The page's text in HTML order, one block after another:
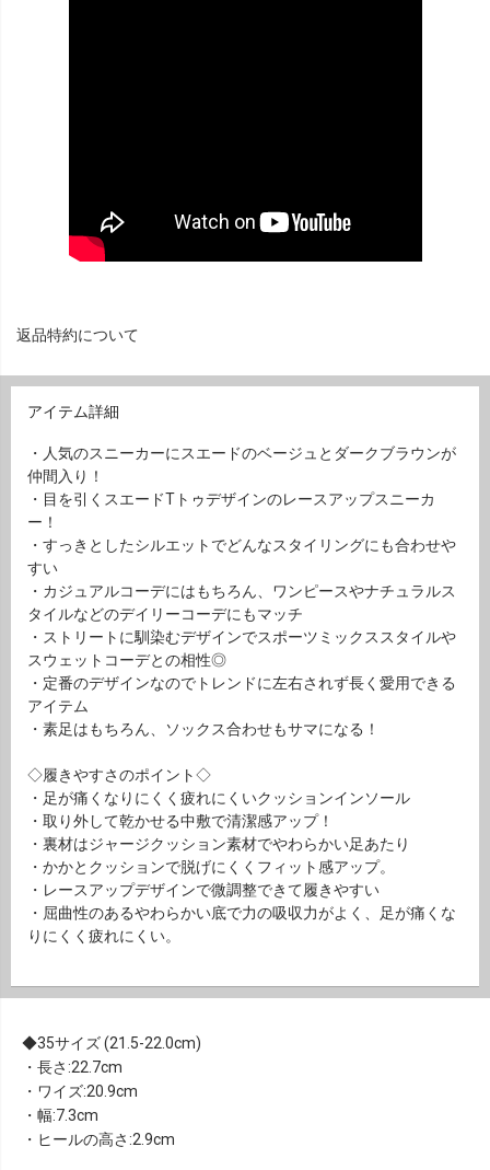
返品特約について
アイテム詳細
・人気のスニーカーにスエードのベージュとダークブラウンが
仲間入り！
・目を引くスエードTトゥデザインのレースアップスニーカ
ー！
・すっきとしたシルエットでどんなスタイリングにも合わせや
すい
・カジュアルコーデにはもちろん、ワンピースやナチュラルス
タイルなどのデイリーコーデにもマッチ
・ストリートに馴染むデザインでスポーツミックススタイルや
スウェットコーデとの相性◎
・定番のデザインなのでトレンドに左右されず長く愛用できる
アイテム
・素足はもちろん、ソックス合わせもサマになる！
◇履きやすさのポイント◇
・足が痛くなりにくく疲れにくいクッションインソール
・取り外して乾かせる中敷で清潔感アップ！
・裏材はジャージクッション素材でやわらかい足あたり
・かかとクッションで脱げにくくフィット感アップ。
・レースアップデザインで微調整できて履きやすい
・屈曲性のあるやわらかい底で力の吸収力がよく、足が痛くな
りにくく疲れにくい。
35サイズ (21.5-22.0cm)
・長さ:22.7cm
・ワイズ:20.9cm
・幅:7.3cm
・ヒールの高さ:2.9cm